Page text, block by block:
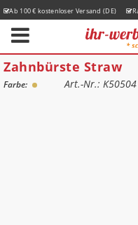
Ab 100 € kostenloser Versand (DE)
Zahnbürste Straw
Farbe: Art.-Nr.: K50504